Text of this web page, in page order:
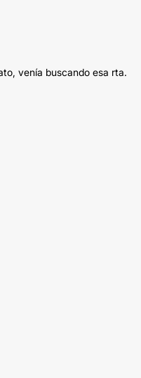
venía buscando esa rta.